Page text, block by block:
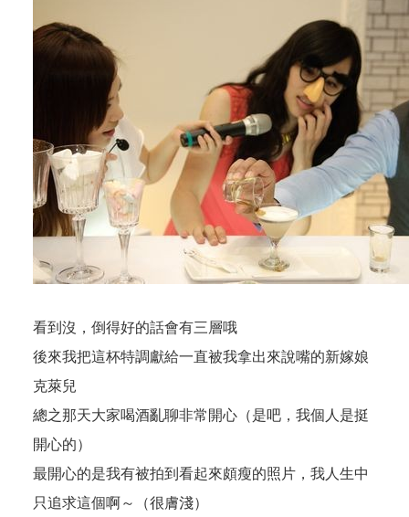
看到沒，倒得好的話會有三層哦
後來我把這杯特調獻給一直被我拿出來說嘴的新嫁娘
克萊兒
總之那天大家喝酒亂聊非常開心（是吧，我個人是挺
開心的）
最開心的是我有被拍到看起來頗瘦的照片，我人生中
只追求這個啊～（很膚淺）